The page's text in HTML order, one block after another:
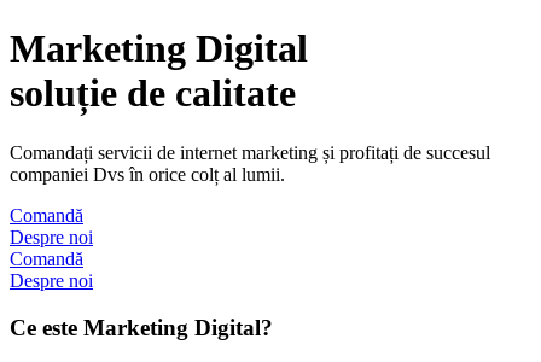
Marketing Digital
soluție de calitate
Comandați servicii de internet marketing și profitați de succesul
companiei Dvs în orice colț al lumii.
Comandă
Despre noi
Comandă
Despre noi
Ce este Marketing Digital?